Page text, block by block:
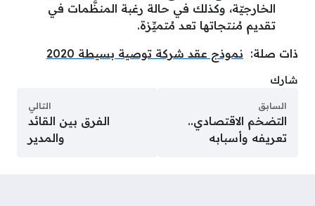
الخارجيّة، وكذلك في حالة رغبة المنظَّمات في
تقديم مُنتجاتها تعد مُتميِّزة.
ذات صلة: نموذج عقد شركة توصية بسيطة 2020
شارك
السابق
التضخم الاقتصادي..
تعريفه وأسبابه
التالي
الفرق بين القائد
والمدير